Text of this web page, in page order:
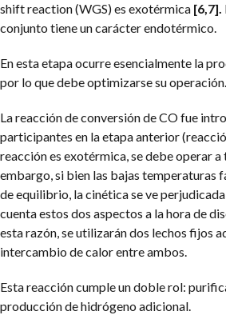
shift reaction (WGS) es exotérmica [6,7].
conjunto tiene un carácter endotérmico.
En esta etapa ocurre esencialmente la
por lo que debe optimizarse su operación.
La reacción de conversión de CO fue
participantes en la etapa anterior
reacción es exotérmica, se debe operar
embargo, si bien las bajas temperaturas
de equilibrio, la cinética se ve
cuenta estos dos aspectos a la hora de
esta razón, se utilizarán dos lechos fijos
intercambio de calor entre ambos.
Esta reacción cumple un doble rol:
producción de hidrógeno adicional.